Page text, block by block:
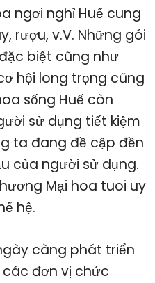
ngơi nghỉ Huế cung
rượu, v.V. Những gói
biệt cũng như
hội long trọng cũng
sống Huế còn
sử dụng tiết kiệm
ta đang đề cập đền
của người sử dụng.
Mại hoa tuoi uy
hệ.
càng phát triển
đơn vị chức